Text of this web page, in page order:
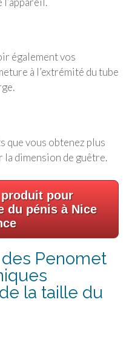
également vos
à l’extrémité du tube
que vous obtenez plus
la dimension de guêtre.
pour
du pénis à Nice
Penomet
la taille du